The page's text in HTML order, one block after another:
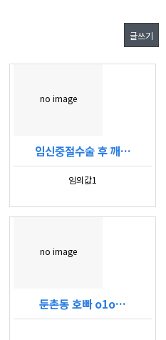
글쓰기
no image
임신중절수술 후 깨…
임의값1
no image
둔촌동 호빠 o1o…